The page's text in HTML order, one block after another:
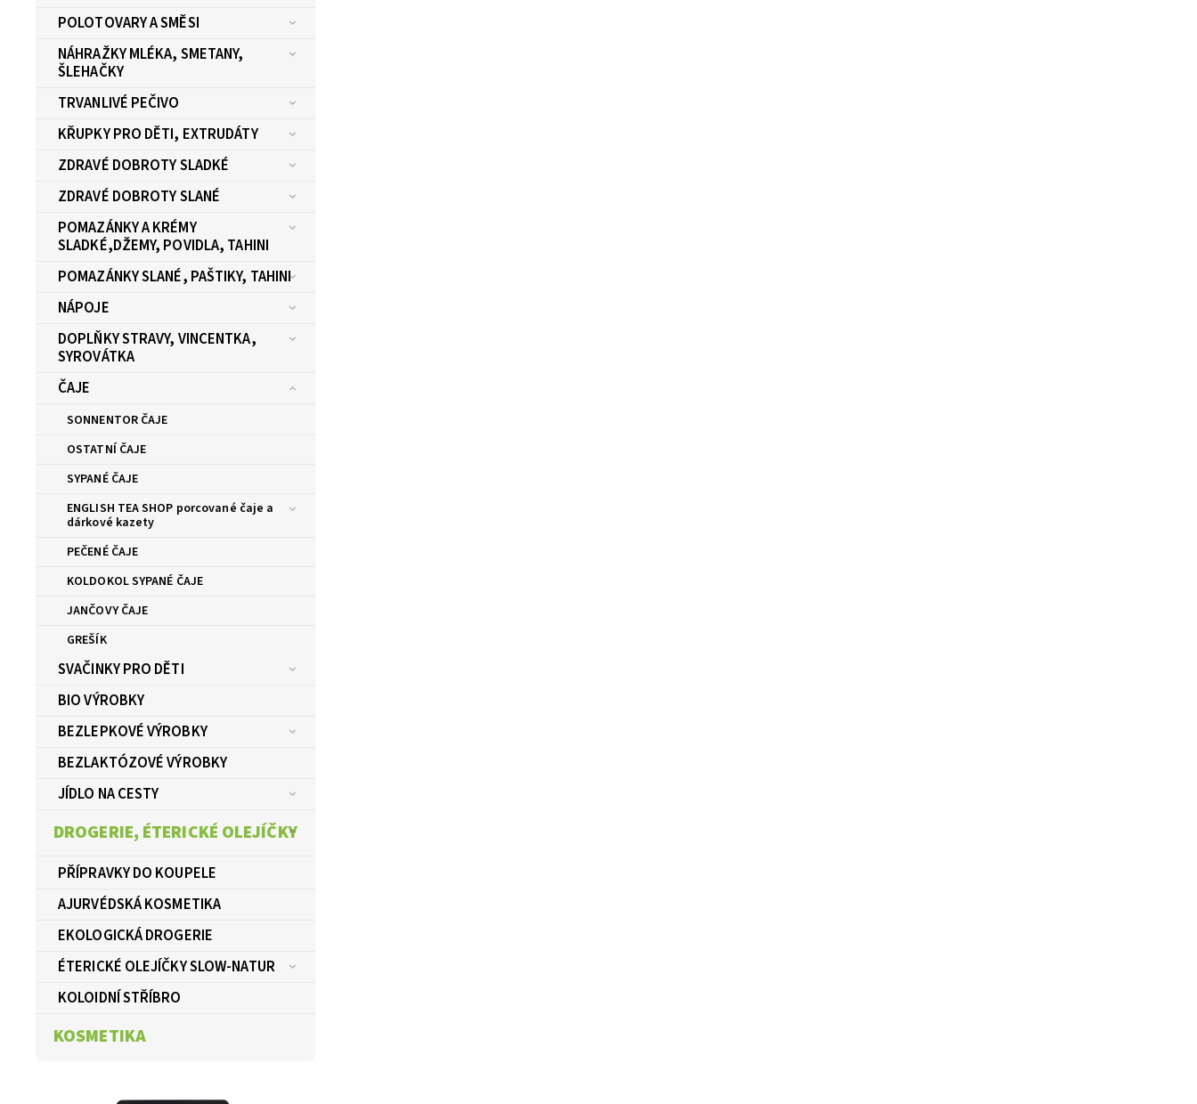
POLOTOVARY A SMĚSI
NÁHRAŽKY MLÉKA, SMETANY,
ŠLEHAČKY
TRVANLIVÉ PEČIVO
KŘUPKY PRO DĚTI, EXTRUDÁTY
ZDRAVÉ DOBROTY SLADKÉ
ZDRAVÉ DOBROTY SLANÉ
POMAZÁNKY A KRÉMY
SLADKÉ,DŽEMY, POVIDLA, TAHINI
POMAZÁNKY SLANÉ, PAŠTIKY, TAHINI
NÁPOJE
DOPLŇKY STRAVY, VINCENTKA,
SYROVÁTKA
ČAJE
SONNENTOR ČAJE
OSTATNÍ ČAJE
SYPANÉ ČAJE
ENGLISH TEA SHOP porcované čaje a
dárkové kazety
PEČENÉ ČAJE
KOLDOKOL SYPANÉ ČAJE
JANČOVY ČAJE
GREŠÍK
SVAČINKY PRO DĚTI
BIO VÝROBKY
BEZLEPKOVÉ VÝROBKY
BEZLAKTÓZOVÉ VÝROBKY
JÍDLO NA CESTY
DROGERIE, ÉTERICKÉ OLEJÍČKY
PŘÍPRAVKY DO KOUPELE
AJURVÉDSKÁ KOSMETIKA
EKOLOGICKÁ DROGERIE
ÉTERICKÉ OLEJÍČKY SLOW-NATUR
KOLOIDNÍ STŘÍBRO
KOSMETIKA